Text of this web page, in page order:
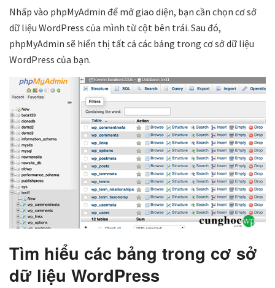
Nhấp vào phpMyAdmin để mở giao diện, bạn cần chọn cơ sở
dữ liệu WordPress của mình từ cột bên trái. Sau đó,
phpMyAdmin sẽ hiển thị tất cả các bảng trong cơ sở dữ liệu
WordPress của bạn.
Tìm hiểu các bảng trong cơ sở
dữ liệu WordPress